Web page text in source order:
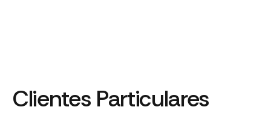
Clientes Particulares